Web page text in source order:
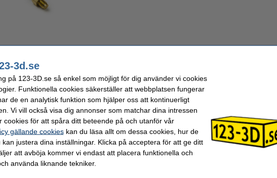
noggranna temperaturmätningar upp till 500°C!
M5-gänga för enkel fastsättning av din Dyze hot end. Kabeln är försedd med svart krympslang
är motståndet 5,2 MΩ och vid 400°C är det 250 Ω.
du börjar med denna termistor.
+/- 10 cm Varumärke:
Dyze Design
500 °C Produktkod:
3d.se
på 123-3D.se så enkel som möjligt för dig använder vi cookies
Funktionella cookies säkerställer att webbplatsen fungerar
de en analytisk funktion som hjälper oss att kontinuerligt
Vi vill också visa dig annonser som matchar dina intressen
cookies för att spåra ditt beteende på och utanför vår
gällande cookieskan du läsa allt om dessa cookies, hur de
justera dina inställningar. Klicka på acceptera för att ge ditt
att avböja kommer vi endast att placera funktionella och
använda liknande tekniker.